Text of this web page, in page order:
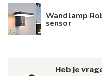
Wandlamp
sensor
Heb je